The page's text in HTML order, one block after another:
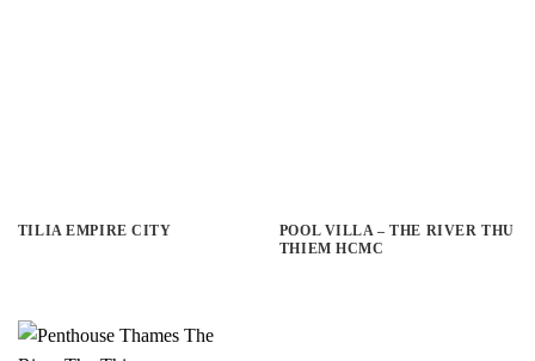
TILIA EMPIRE CITY
POOL VILLA – THE RIVER THU
THIEM HCMC